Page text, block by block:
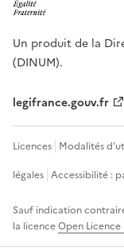
Un produit de la
(DINUM).
legifrance.gouv.fr
Licences Modalités
légales Accessibilité :
Sauf indication
la licenceOpen Licence